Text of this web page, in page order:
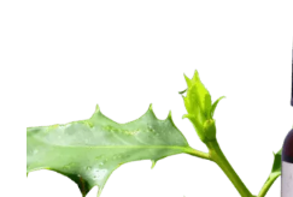
GemmÔ
AJOUTER AU
DÉTAILS